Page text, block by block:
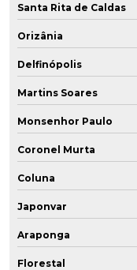
Santa Rita de Caldas
Orizânia
Delfinópolis
Martins Soares
Monsenhor Paulo
Coronel Murta
Coluna
Japonvar
Araponga
Florestal